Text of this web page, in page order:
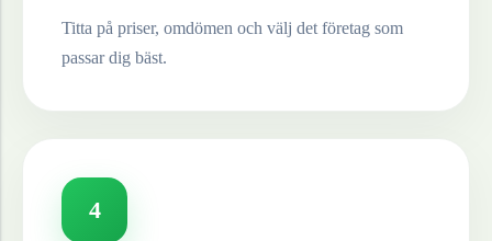
Titta på priser, omdömen och välj det företag som
passar dig bäst.
4